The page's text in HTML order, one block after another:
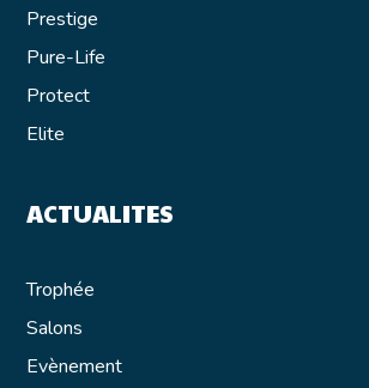
Prestige
Pure-Life
Protect
Elite
ACTUALITES
Trophée
Salons
Evènement